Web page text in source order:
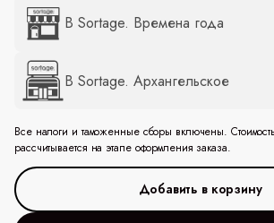
В Sortage. Времена года
В Sortage. Архангельское
Все налоги и таможенные сборы включены.
рассчитывается на этапе оформления заказа.